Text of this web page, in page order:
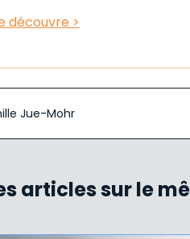
découvre >
Jue-Mohr
articles sur le